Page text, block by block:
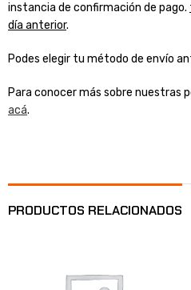
instancia de confirmación de pago.
día anterior.
Podes elegir tu método de envío
Para conocer más sobre nuestras
acá.
PRODUCTOS RELACIONADOS